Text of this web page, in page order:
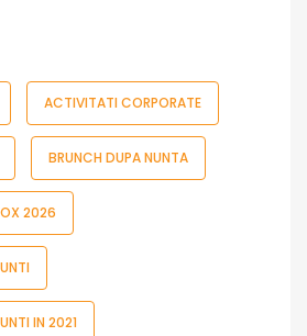
ACTIVITATI CORPORATE
BRUNCH DUPA NUNTA
2026
IN 2021